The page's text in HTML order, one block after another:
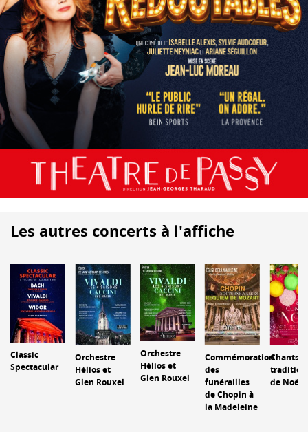
Les autres concerts à l'affiche
Classic
Spectacular
Orchestre
Hélios et
Glen Rouxel
Orchestre
Hélios et
Glen Rouxel
Commémoration
des
funérailles
de Chopin à
la Madeleine
Chants
de Noël